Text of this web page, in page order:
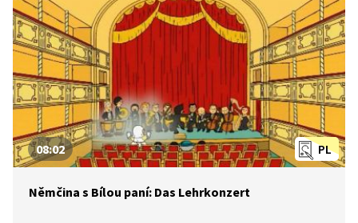
PL
08:02
Němčina s Bílou paní: Das Lehrkonzert